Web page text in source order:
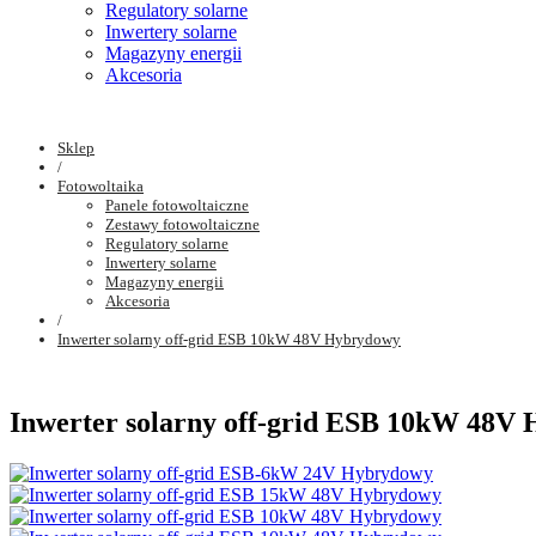
Regulatory solarne
Inwertery solarne
Magazyny energii
Akcesoria
Sklep
/
Fotowoltaika
Panele fotowoltaiczne
Zestawy fotowoltaiczne
Regulatory solarne
Inwertery solarne
Magazyny energii
Akcesoria
/
Inwerter solarny off-grid ESB 10kW 48V Hybrydowy
Inwerter solarny off-grid ESB 10kW 48V